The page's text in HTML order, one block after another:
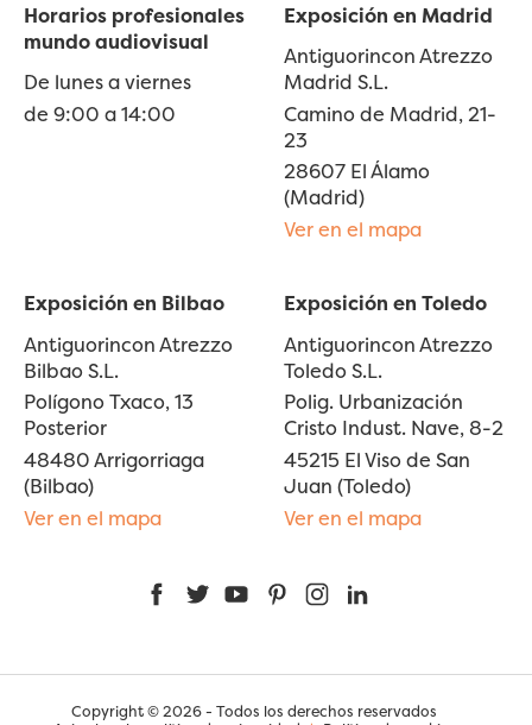
Horarios profesionales
mundo audiovisual
De lunes a viernes
de 9:00 a 14:00
Exposición en Madrid
Antiguorincon Atrezzo
Madrid S.L.
Camino de Madrid, 21-
23
28607 El Álamo
(Madrid)
Ver en el mapa
Exposición en Bilbao
Antiguorincon Atrezzo
Bilbao S.L.
Polígono Txaco, 13
Posterior
48480 Arrigorriaga
(Bilbao)
Ver en el mapa
Exposición en Toledo
Antiguorincon Atrezzo
Toledo S.L.
Polig. Urbanización
Cristo Indust. Nave, 8-2
45215 El Viso de San
Juan (Toledo)
Ver en el mapa
FacebookTwitterYouTubePinterestInstagram
Copyright © 2026 - Todos los derechos reservados